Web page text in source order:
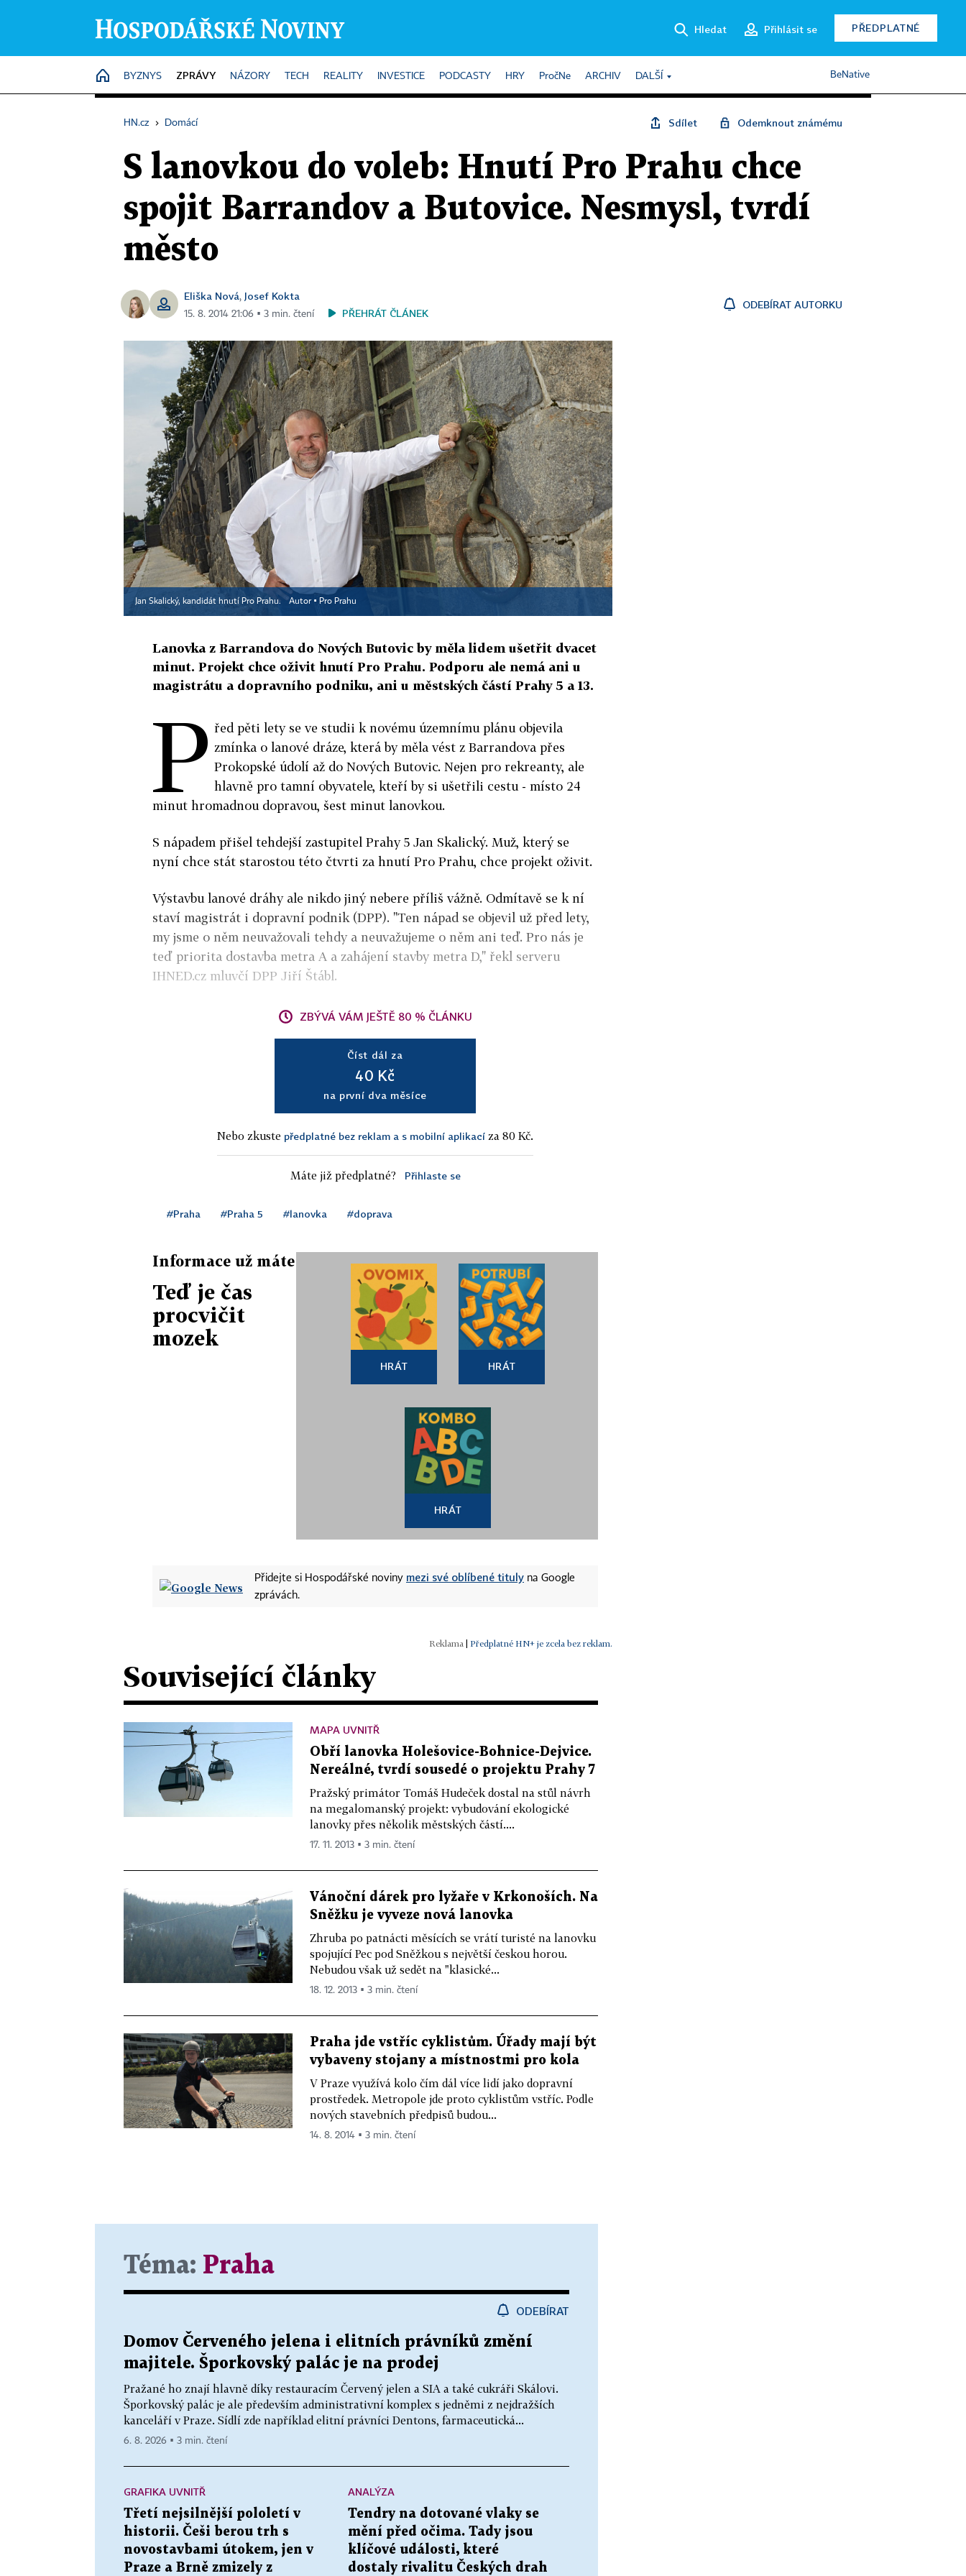
Hledat Přihlásit se PŘEDPLATNÉ
HOME
BYZNYS ZPRÁVY NÁZORY TECH REALITY INVESTICE PODCASTY HRY PročNe ARCHIV DALŠÍ BeNative
HN.cz › Domácí Sdílet Odemknout známému
S lanovkou do voleb: Hnutí Pro Prahu chce
spojit Barrandov a Butovice. Nesmysl, tvrdí
město
Eliška Nová, Josef Kokta
15. 8. 2014 21:06 ▪ 3 min. čtení PŘEHRÁT ČLÁNEK
ODEBÍRAT AUTORKU
Jan Skalický, kandidát hnutí Pro Prahu. Autor ▪ Pro Prahu
Lanovka z Barrandova do Nových Butovic by měla lidem ušetřit dvacet
minut. Projekt chce oživit hnutí Pro Prahu. Podporu ale nemá ani u
magistrátu a dopravního podniku, ani u městských částí Prahy 5 a 13.
P řed pěti lety se ve studii k novému územnímu plánu objevila
zmínka o lanové dráze, která by měla vést z Barrandova přes
Prokopské údolí až do Nových Butovic. Nejen pro rekreanty, ale
hlavně pro tamní obyvatele, kteří by si ušetřili cestu - místo 24
minut hromadnou dopravou, šest minut lanovkou.
S nápadem přišel tehdejší zastupitel Prahy 5 Jan Skalický. Muž, který se
nyní chce stát starostou této čtvrti za hnutí Pro Prahu, chce projekt oživit.
Výstavbu lanové dráhy ale nikdo jiný nebere příliš vážně. Odmítavě se k ní
staví magistrát i dopravní podnik (DPP). "Ten nápad se objevil už před lety,
my jsme o něm neuvažovali tehdy a neuvažujeme o něm ani teď. Pro nás je
teď priorita dostavba metra A a zahájení stavby metra D," řekl serveru
IHNED.cz mluvčí DPP Jiří Štábl.
ZBÝVÁ VÁM JEŠTĚ 80 % ČLÁNKU
Číst dál za
40 Kč
na první dva měsíce
Nebo zkuste předplatné bez reklam a s mobilní aplikací za 80 Kč.
Máte již předplatné? Přihlaste se
#Praha #Praha 5 #lanovka #doprava
Informace už máte
Teď je čas
procvičit
mozek
HRÁT HRÁT
HRÁT
Přidejte si Hospodářské noviny mezi své oblíbené tituly na Google
zprávách.
| Předplatné HN+ je zcela bez reklam.
Související články
MAPA UVNITŘ
Obří lanovka Holešovice-Bohnice-Dejvice.
Nereálné, tvrdí sousedé o projektu Prahy 7
Pražský primátor Tomáš Hudeček dostal na stůl návrh
na megalomanský projekt: vybudování ekologické
lanovky přes několik městských částí....
17. 11. 2013 ▪ 3 min. čtení
Vánoční dárek pro lyžaře v Krkonoších. Na
Sněžku je vyveze nová lanovka
Zhruba po patnácti měsících se vrátí turisté na lanovku
spojující Pec pod Sněžkou s největší českou horou.
Nebudou však už sedět na "klasické...
18. 12. 2013 ▪ 3 min. čtení
Praha jde vstříc cyklistům. Úřady mají být
vybaveny stojany a místnostmi pro kola
V Praze využívá kolo čím dál více lidí jako dopravní
prostředek. Metropole jde proto cyklistům vstříc. Podle
nových stavebních předpisů budou...
14. 8. 2014 ▪ 3 min. čtení
Téma: Praha
ODEBÍRAT
Domov Červeného jelena i elitních právníků změní
majitele. Šporkovský palác je na prodej
Pražané ho znají hlavně díky restauracím Červený jelen a SIA a také cukráři Skálovi.
Šporkovský palác je ale především administrativní komplex s jedněmi z nejdražších
kanceláří v Praze. Sídlí zde například elitní právníci Dentons, farmaceutická...
6. 8. 2026 ▪ 3 min. čtení
GRAFIKA UVNITŘ
Třetí nejsilnější pololetí v
historii. Češi berou trh s
novostavbami útokem, jen v
Praze a Brně zmizely z
ANALÝZA
Tendry na dotované vlaky se
mění před očima. Tady jsou
klíčové události, které
dostaly rivalitu Českých drah